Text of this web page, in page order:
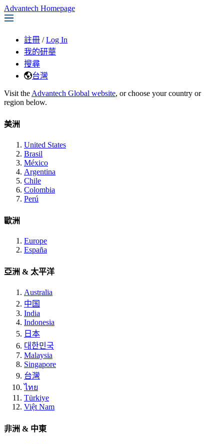
Advantech Homepage
註冊 / Log In
我的研華
搜尋
台灣
Visit the Advantech Global website, or choose your country or
region below.
美洲
United States
Brasil
México
Argentina
Chile
Colombia
Perú
歐洲
Europe
España
亞洲 & 太平洋
Australia
中国
India
Indonesia
日本
대한민국
Malaysia
Singapore
台灣
ไทย
Türkiye
Việt Nam
非洲 & 中東